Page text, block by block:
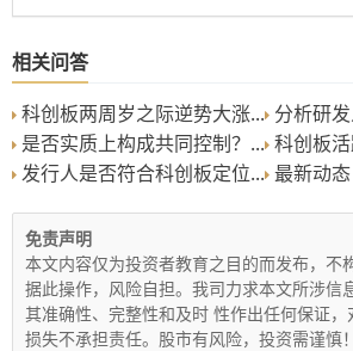
相关问答
科创板两周岁之际逆势大涨... 分析研
是否实质上构成共同控制？... 科创板
发行人是否符合科创板定位... 最新动
免责声明
本文内容仅为投资者教育之目的而发布，不
据此操作，风险自担。我司力求本文所涉信
其准确性、完整性和及时 性作出任何保证
损失不承担责任。股市有风险，投资需谨慎！